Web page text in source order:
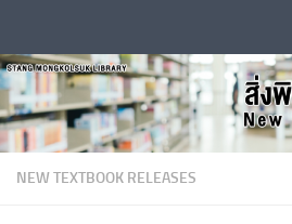
NEW TEXTBOOK RELEASES